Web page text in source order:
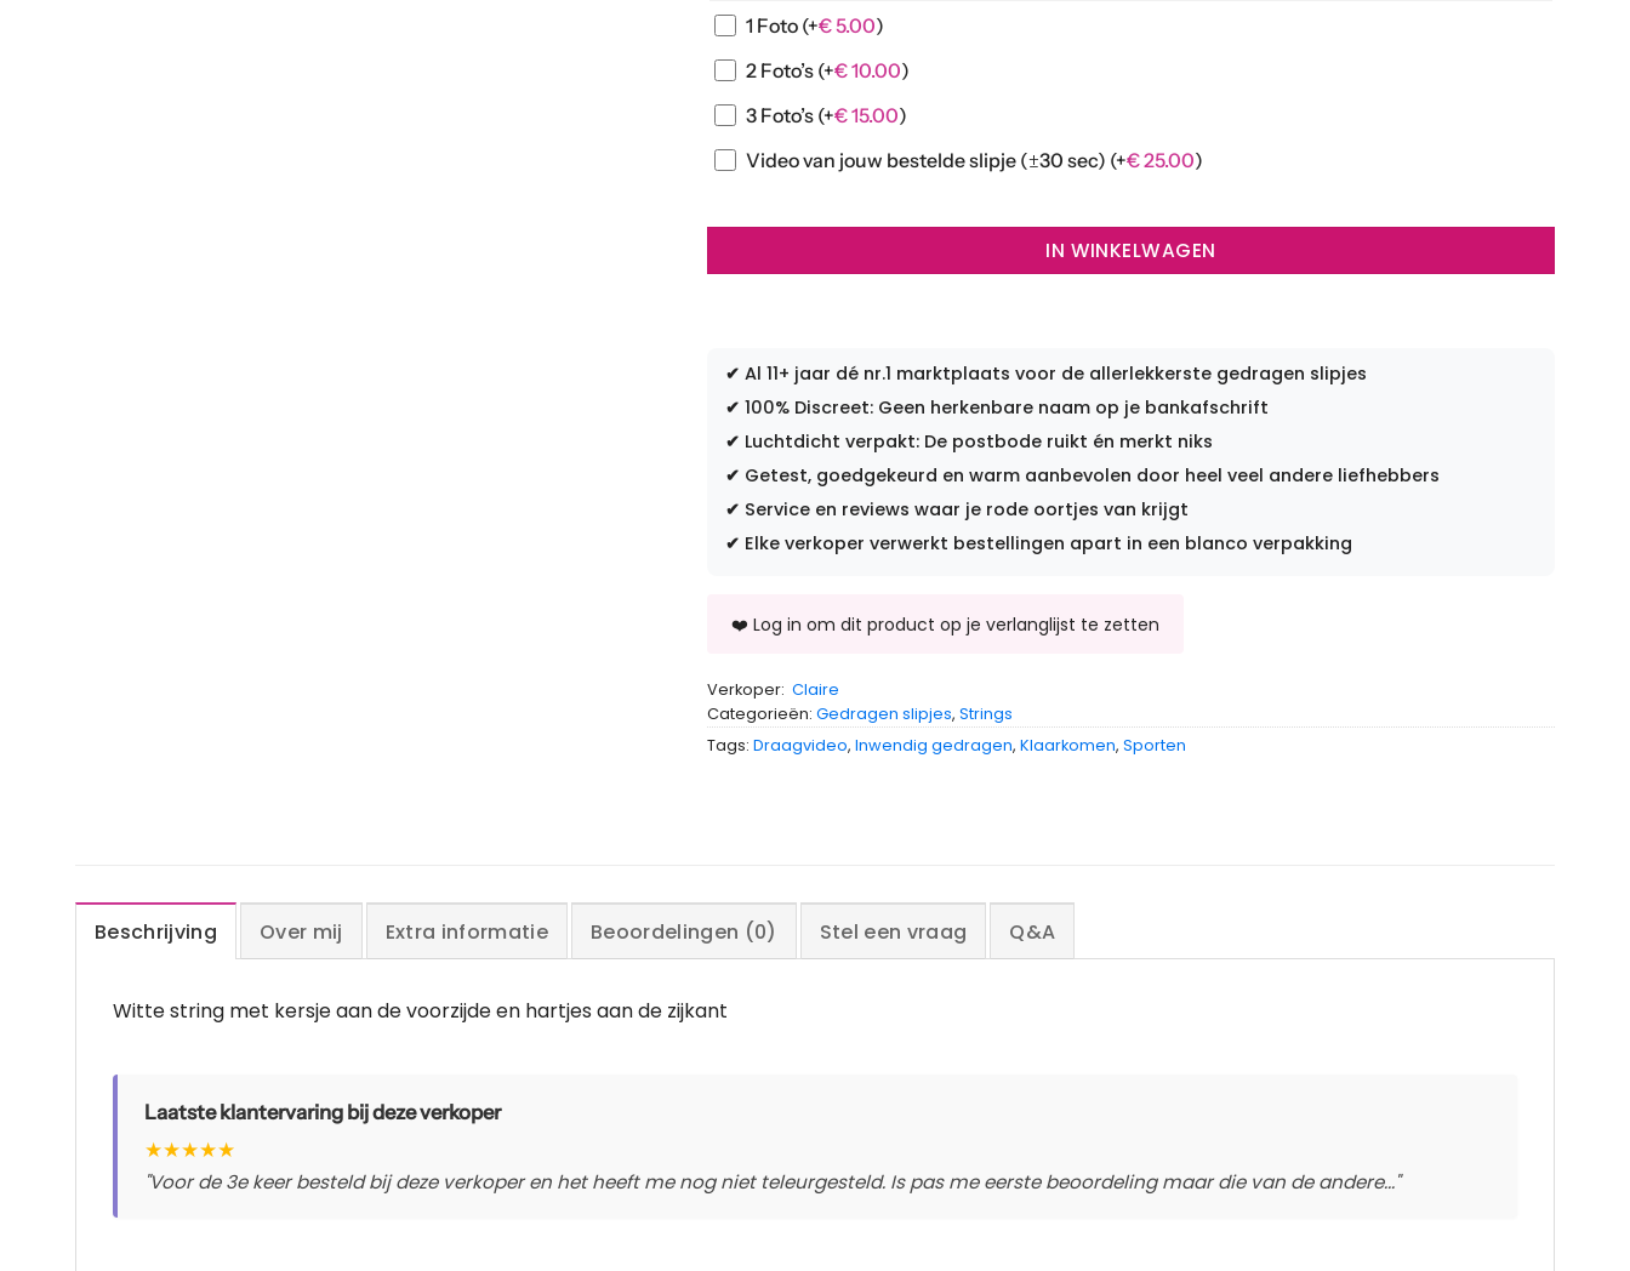
1 Foto (+€5.00)
2 Foto’s (+€10.00)
3 Foto’s (+€15.00)
Video van jouw bestelde slipje (±30 sec) (+€25.00)
IN WINKELWAGEN
✔ Al 11+ jaar dé nr.1 marktplaats voor de allerlekkerste gedragen slipjes
✔ 100% Discreet: Geen herkenbare naam op je bankafschrift
✔ Luchtdicht verpakt: De postbode ruikt én merkt niks
✔ Getest, goedgekeurd en warm aanbevolen door heel veel andere liefhebbers
✔ Service en reviews waar je rode oortjes van krijgt
✔ Elke verkoper verwerkt bestellingen apart in een blanco verpakking
Verkoper: Claire
Categorieën: Gedragen slipjes, Strings
Tags: Draagvideo, Inwendig gedragen, Klaarkomen, Sporten
Beschrijving Over mij Extra informatie Beoordelingen (0) Stel een vraag Q&A
Witte string met kersje aan de voorzijde en hartjes aan de zijkant
Laatste klantervaring bij deze verkoper
★★★★★
"Voor de 3e keer besteld bij deze verkoper en het heeft me nog niet teleurgesteld. Is pas me eerste beoordeling maar die van de andere..."